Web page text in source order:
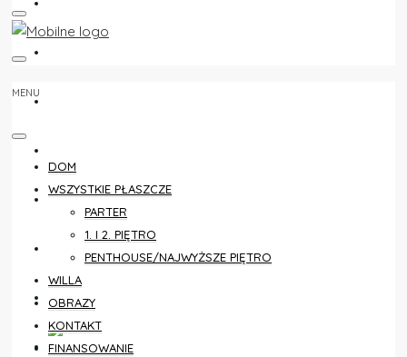
KOSZTY ZAMKNIĘCIA
WYNAJEM WILLI
POLSKI
MENU
DOM
WSZYSTKIE PŁASZCZE
PARTER
1. I 2. PIĘTRO
PENTHOUSE/NAJWYŻSZE PIĘTRO
WILLA
OBRAZY
KONTAKT
FINANSOWANIE